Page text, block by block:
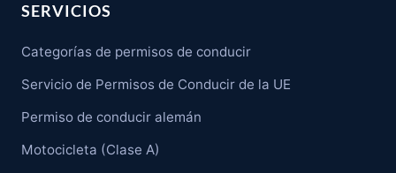
SERVICIOS
Categorías de permisos de conducir
Servicio de Permisos de Conducir de la UE
Permiso de conducir alemán
Motocicleta (Clase A)